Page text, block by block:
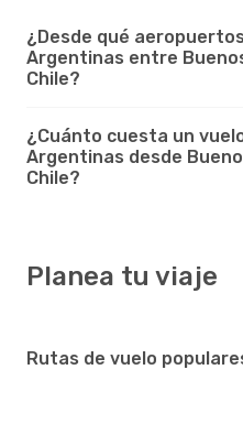
¿Desde qué
Argentinas entre
Chile?
¿Cuánto cuesta un
Argentinas desde
Chile?
Planea tu viaje
Rutas de vuelo